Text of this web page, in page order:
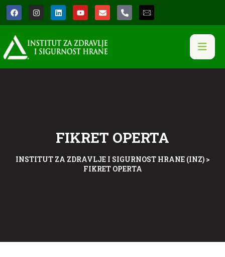
FIKRET OPERTA
INSTITUT ZA ZDRAVLJE I SIGURNOST HRANE (INZ)>
FIKRET OPERTA